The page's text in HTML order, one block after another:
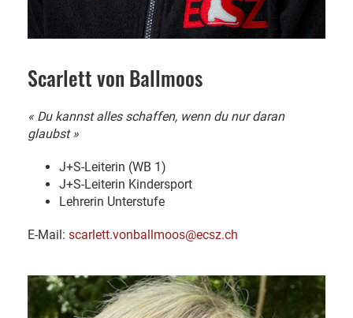
Scarlett von Ballmoos
« Du kannst alles schaffen, wenn du nur daran
glaubst »
J+S-Leiterin (WB 1)
J+S-Leiterin Kindersport
Lehrerin Unterstufe
E-Mail: scarlett.vonballmoos@ecsz.ch